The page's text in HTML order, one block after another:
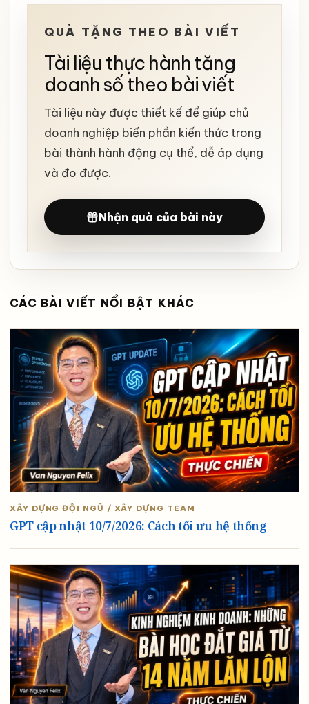
QUÀ TẶNG THEO BÀI VIẾT
Tài liệu thực hành tăng
doanh số theo bài viết
Tài liệu này được thiết kế để giúp chủ
doanh nghiệp biến phần kiến thức trong
bài thành hành động cụ thể, dễ áp dụng
và đo được.
Nhận quà của bài này
CÁC BÀI VIẾT NỔI BẬT KHÁC
XÂY DỰNG ĐỘI NGŨ / XÂY DỰNG TEAM
GPT cập nhật 10/7/2026: Cách tối ưu hệ thống